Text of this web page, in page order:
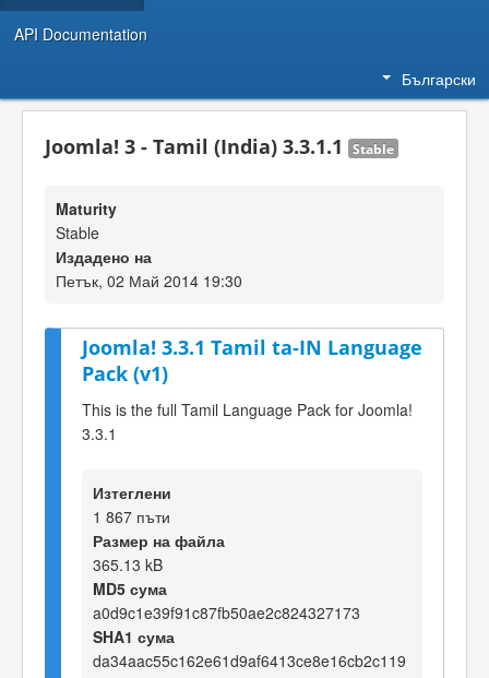
API Documentation
Български
Joomla! 3 - Tamil (India) 3.3.1.1 Stable
Maturity
Stable
Издадено на
Петък, 02 Май 2014 19:30
Joomla! 3.3.1 Tamil ta-IN Language
Pack (v1)
This is the full Tamil Language Pack for Joomla!
3.3.1
Изтеглени
1 867 пъти
Размер на файла
365.13 kB
MD5 сума
a0d9c1e39f91c87fb50ae2c824327173
SHA1 сума
da34aac55c162e61d9af6413ce8e16cb2c119